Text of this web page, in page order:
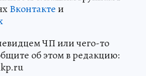
Вконтактеи
ЧП или чего-то
об этом в редакцию: